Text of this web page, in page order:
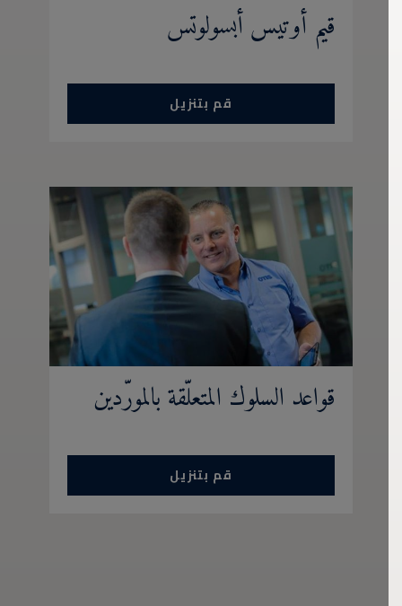
قيم أوتيس أبسولوتس
قم بتنزيل
قواعد السلوك المتعلّقة بالمورّدين
قم بتنزيل